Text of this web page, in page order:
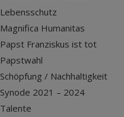
Lebensschutz
Magnifica Humanitas
Papst Franziskus ist tot
Papstwahl
Schöpfung / Nachhaltigkeit
Synode 2021 – 2024
Talente